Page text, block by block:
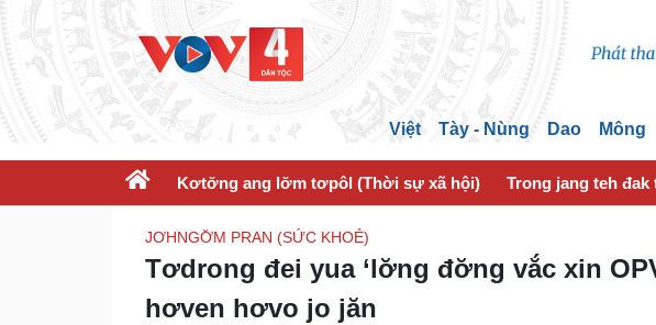
Việt Tày - Nùng Dao Mông
Kơtơ̆ng ang lơ̆m tơpôl (Thời sự xã hội) Trong jang teh
JƠHNGƠ̆M PRAN (SỨC KHOẺ)
Tơdrong đei yua ‘lơ̆ng đơ̆ng vắc xin
hơven hơvo jo jăn